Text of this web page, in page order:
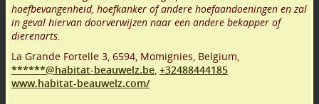
hoefbevangenheid, hoefkanker of andere hoefaandoeningen en zal
in geval hiervan doorverwijzen naar een andere bekapper of
dierenarts.
La Grande Fortelle 3, 6594, Momignies, Belgium,
******@habitat-beauwelz.be, +32488444185
www.habitat-beauwelz.com/